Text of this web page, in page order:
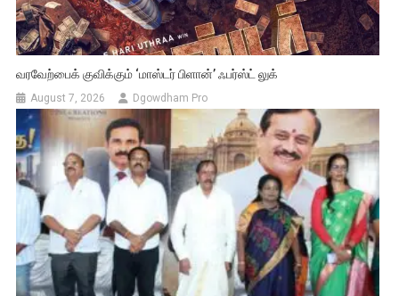
வரவேற்பைக் குவிக்கும் ‘மாஸ்டர் பிளான்’ ஃபர்ஸ்ட் லுக்
August 7, 2026 Dgowdham Pro